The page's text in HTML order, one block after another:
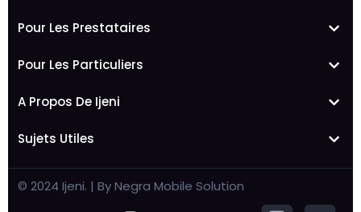
Pour Les Prestataires
Pour Les Particuliers
A Propos De Ijeni
Sujets Utiles
© 2024 Ijeni. | By Negra Mobile Solution